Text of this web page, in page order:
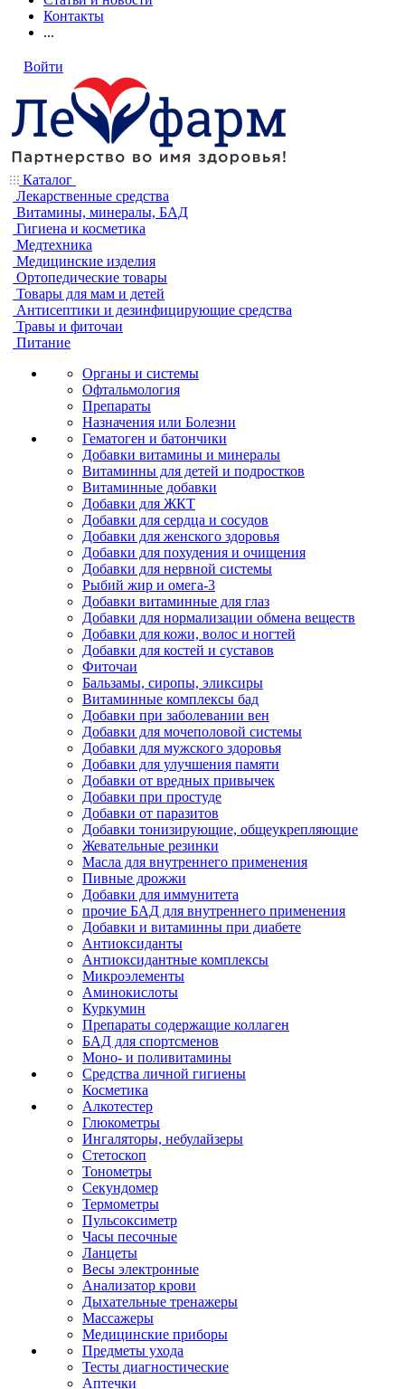
Контакты
...
Войти
Каталог
Лекарственные средства
Витамины, минералы, БАД
Гигиена и косметика
Медтехника
Медицинские изделия
Ортопедические товары
Товары для мам и детей
Антисептики и дезинфицирующие средства
Травы и фиточаи
Питание
Органы и системы
Офтальмология
Препараты
Назначения или Болезни
Гематоген и батончики
Добавки витамины и минералы
Витаминны для детей и подростков
Витаминные добавки
Добавки для ЖКТ
Добавки для сердца и сосудов
Добавки для женского здоровья
Добавки для похудения и очищения
Добавки для нервной системы
Рыбий жир и омега-3
Добавки витаминные для глаз
Добавки для нормализации обмена веществ
Добавки для кожи, волос и ногтей
Добавки для костей и суставов
Фиточаи
Бальзамы, сиропы, эликсиры
Витаминные комплексы бад
Добавки при заболевании вен
Добавки для мочеполовой системы
Добавки для мужского здоровья
Добавки для улучшения памяти
Добавки от вредных привычек
Добавки при простуде
Добавки от паразитов
Добавки тонизирующие, общеукрепляющие
Жевательные резинки
Масла для внутреннего применения
Пивные дрожжи
Добавки для иммунитета
прочие БАД для внутреннего применения
Добавки и витаминны при диабете
Антиоксиданты
Антиоксидантные комплексы
Микроэлементы
Аминокислоты
Куркумин
Препараты содержащие коллаген
БАД для спортсменов
Моно- и поливитамины
Средства личной гигиены
Косметика
Алкотестер
Глюкометры
Ингаляторы, небулайзеры
Стетоскоп
Тонометры
Секундомер
Термометры
Пульсоксиметр
Часы песочные
Ланцеты
Весы электронные
Анализатор крови
Дыхательные тренажеры
Массажеры
Медицинские приборы
Предметы ухода
Тесты диагностические
Аптечки